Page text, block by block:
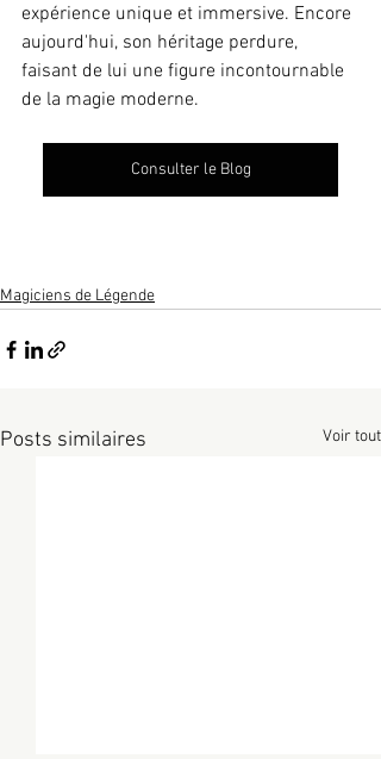
expérience unique et immersive. Encore
aujourd'hui, son héritage perdure,
faisant de lui une figure incontournable
de la magie moderne.
Consulter le Blog
Magiciens de Légende
Posts similaires Voir tout